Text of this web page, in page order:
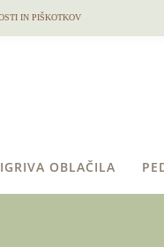
IN PIŠKOTKOV
IGRIVA OBLAČILA